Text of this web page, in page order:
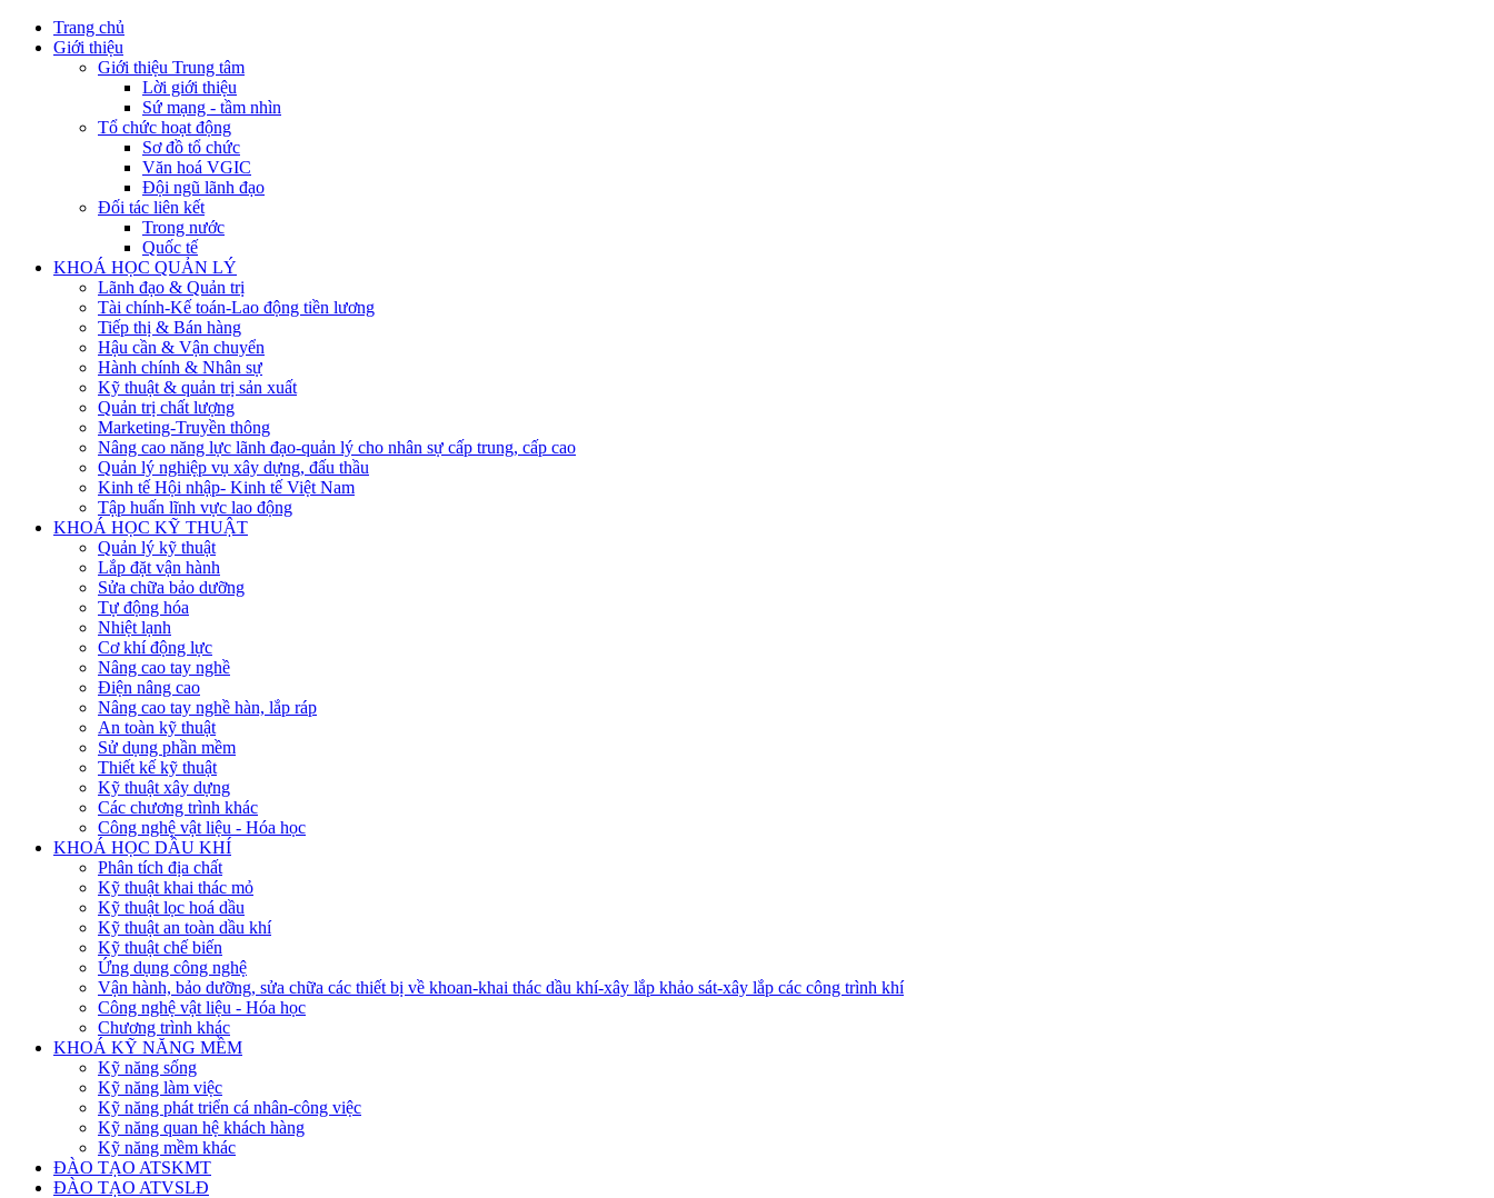
Trang chủ
Giới thiệu
Giới thiệu Trung tâm
Lời giới thiệu
Sứ mạng - tầm nhìn
Tổ chức hoạt động
Sơ đồ tổ chức
Văn hoá VGIC
Đội ngũ lãnh đạo
Đối tác liên kết
Trong nước
Quốc tế
KHOÁ HỌC QUẢN LÝ
Lãnh đạo & Quản trị
Tài chính-Kế toán-Lao động tiền lương
Tiếp thị & Bán hàng
Hậu cần & Vận chuyển
Hành chính & Nhân sự
Kỹ thuật & quản trị sản xuất
Quản trị chất lượng
Marketing-Truyền thông
Nâng cao năng lực lãnh đạo-quản lý cho nhân sự cấp trung, cấp cao
Quản lý nghiệp vụ xây dựng, đấu thầu
Kinh tế Hội nhập- Kinh tế Việt Nam
Tập huấn lĩnh vực lao động
KHOÁ HỌC KỸ THUẬT
Quản lý kỹ thuật
Lắp đặt vận hành
Sửa chữa bảo dưỡng
Tự động hóa
Nhiệt lạnh
Cơ khí động lực
Nâng cao tay nghề
Điện nâng cao
Nâng cao tay nghề hàn, lắp ráp
An toàn kỹ thuật
Sử dụng phần mềm
Thiết kế kỹ thuật
Kỹ thuật xây dựng
Các chương trình khác
Công nghệ vật liệu - Hóa học
KHOÁ HỌC DẦU KHÍ
Phân tích địa chất
Kỹ thuật khai thác mỏ
Kỹ thuật lọc hoá dầu
Kỹ thuật an toàn dầu khí
Kỹ thuật chế biến
Ứng dụng công nghệ
Vận hành, bảo dưỡng, sửa chữa các thiết bị về khoan-khai thác dầu khí-xây lắp khảo sát-xây lắp các công trình khí
Công nghệ vật liệu - Hóa học
Chương trình khác
KHOÁ KỸ NĂNG MỀM
Kỹ năng sống
Kỹ năng làm việc
Kỹ năng phát triển cá nhân-công việc
Kỹ năng quan hệ khách hàng
Kỹ năng mềm khác
ĐÀO TẠO ATSKMT
ĐÀO TẠO ATVSLĐ